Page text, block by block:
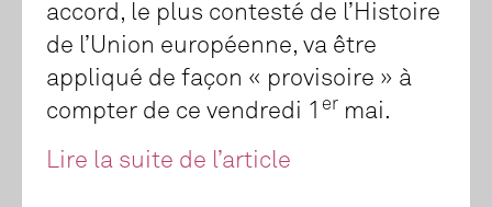
accord, le plus contesté de l’Histoire
de l’Union européenne, va être
appliqué de façon « provisoire » à
compter de ce vendredi 1 er mai.
Lire la suite de l’article